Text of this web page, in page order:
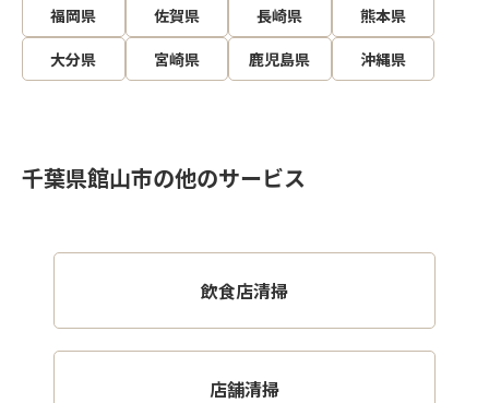
福岡県 佐賀県 長崎県
熊本県
大分県
宮崎県 鹿児島県 沖縄県
千葉県館山市の他のサービス
飲食店清掃
店舗清掃